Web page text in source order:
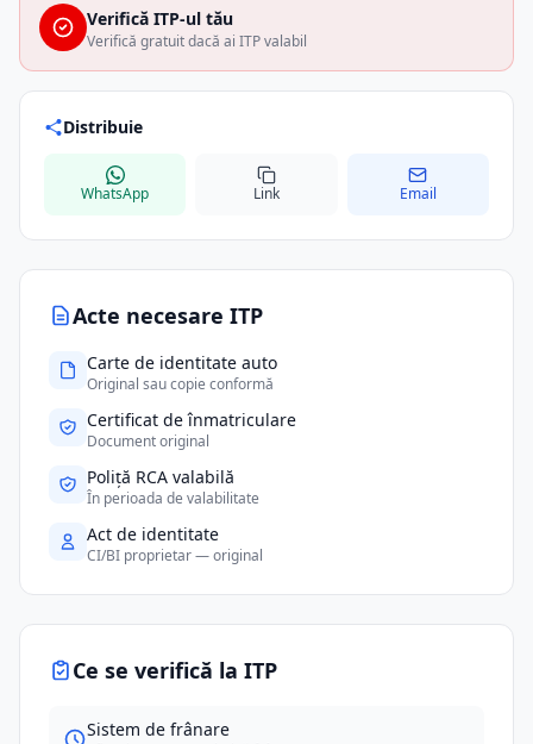
Acte necesare ITP
Carte de identitate auto
Original sau copie conformă
Certificat de înmatriculare
Document original
Poliță RCA valabilă
În perioada de valabilitate
Act de identitate
CI/BI proprietar — original
Ce se verifică la ITP
Sistem de frânare
Verifică ITP-ul tău
Verifică gratuit dacă ai ITP valabil
Distribuie
WhatsApp Link Email